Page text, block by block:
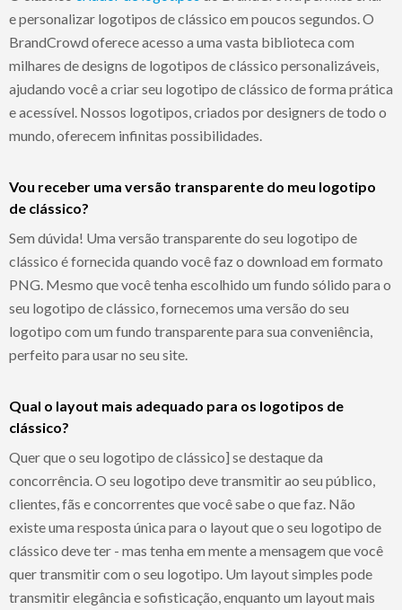
e personalizar logotipos de clássico em poucos segundos. O
BrandCrowd oferece acesso a uma vasta biblioteca com
milhares de designs de logotipos de clássico personalizáveis,
ajudando você a criar seu logotipo de clássico de forma prática
e acessível. Nossos logotipos, criados por designers de todo o
mundo, oferecem infinitas possibilidades.
Vou receber uma versão transparente do meu logotipo
de clássico?
Sem dúvida! Uma versão transparente do seu logotipo de
clássico é fornecida quando você faz o download em formato
PNG. Mesmo que você tenha escolhido um fundo sólido para o
seu logotipo de clássico, fornecemos uma versão do seu
logotipo com um fundo transparente para sua conveniência,
perfeito para usar no seu site.
Qual o layout mais adequado para os logotipos de
clássico?
Quer que o seu logotipo de clássico] se destaque da
concorrência. O seu logotipo deve transmitir ao seu público,
clientes, fãs e concorrentes que você sabe o que faz. Não
existe uma resposta única para o layout que o seu logotipo de
clássico deve ter - mas tenha em mente a mensagem que você
quer transmitir com o seu logotipo. Um layout simples pode
transmitir elegância e sofisticação, enquanto um layout mais